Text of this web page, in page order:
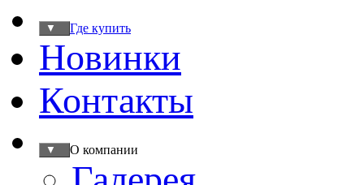
Где купить
▼
Новинки
Контакты
О компании
▼